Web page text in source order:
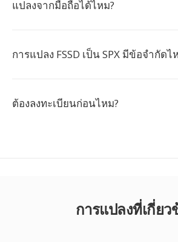
แปลงจากมือถือได้ไหม?
การแปลง FSSD เป็น SPX มีข้อจำกัดไ
ต้องลงทะเบียนก่อนไหม?
การแปลงที่เกี่ยว